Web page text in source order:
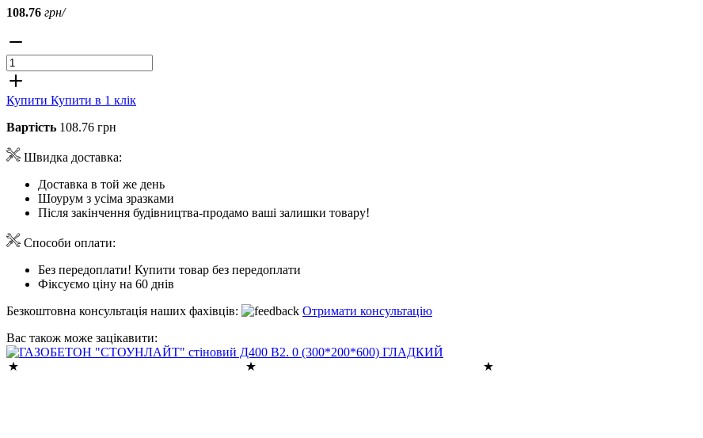
108.76 грн/
Купити Купити в 1 клік
Вартість 108.76 грн
Швидка доставка:
Доставка в той же день
Шоурум з усіма зразками
Після закінчення будівництва-продамо ваші залишки товару!
Способи оплати:
Без передоплати! Купити товар без передоплати
Фіксуємо ціну на 60 днів
Безкоштовна консультація наших фахівців:
Отримати консультацію
Вас також може зацікавити: